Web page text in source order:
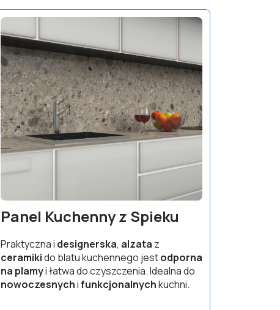
Panel Kuchenny z Spieku
Praktyczna i designerska, alzata z
ceramikido blatu kuchennego jestodporna
na plamyi łatwa do czyszczenia. Idealna do
nowoczesnychifunkcjonalnychkuchni.